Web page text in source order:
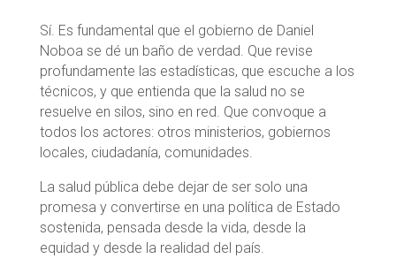
Sí. Es fundamental que el gobierno de Daniel
Noboa se dé un baño de verdad. Que revise
profundamente las estadísticas, que escuche a los
técnicos, y que entienda que la salud no se
resuelve en silos, sino en red. Que convoque a
todos los actores: otros ministerios, gobiernos
locales, ciudadanía, comunidades.
La salud pública debe dejar de ser solo una
promesa y convertirse en una política de Estado
sostenida, pensada desde la vida, desde la
equidad y desde la realidad del país.